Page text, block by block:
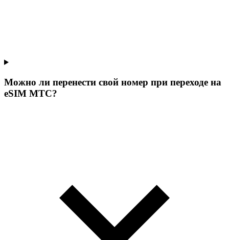
Можно ли перенести свой номер при переходе на
eSIM МТС?